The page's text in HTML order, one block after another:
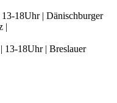
18Uhr | Dänischburger
|
13-18Uhr | Breslauer